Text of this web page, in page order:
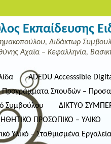
Εκπαίδευσης
Διδάκτωρ
Αχαΐα – Κεφαλληνία,
ADEDU Accesssible
Προγράμματα Σπουδών –
Συμβούλου
ΔΙΚΤΥΟ
ΠΡΟΣΩΠΙΚΟ – ΥΛΙΚΟ
Υλικό – Σταθμισμένα